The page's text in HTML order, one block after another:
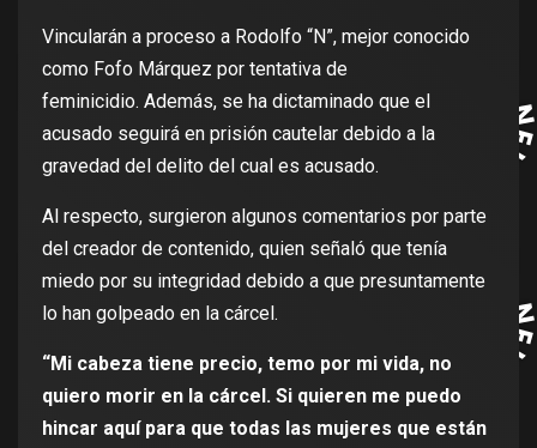
Vincularán a proceso a Rodolfo “N”, mejor conocido
como Fofo Márquez por tentativa de
feminicidio. Además, se ha dictaminado que el
acusado seguirá en prisión cautelar debido a la
gravedad del delito del cual es acusado.
Al respecto, surgieron algunos comentarios por parte
del creador de contenido, quien señaló que tenía
miedo por su integridad debido a que presuntamente
lo han golpeado en la cárcel.
“Mi cabeza tiene precio, temo por mi vida, no
quiero morir en la cárcel. Si quieren me puedo
hincar aquí para que todas las mujeres que están